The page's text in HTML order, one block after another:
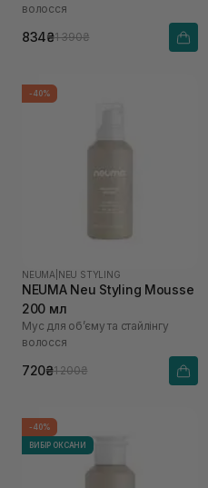
волосся
834₴1 390₴
-40%
NEUMA NEU STYLING
NEUMA Neu Styling Mousse
200 мл
Мус для обʼєму та стайлінгу
волосся
720₴1 200₴
-40%
ВИБІР ОКСАНИ